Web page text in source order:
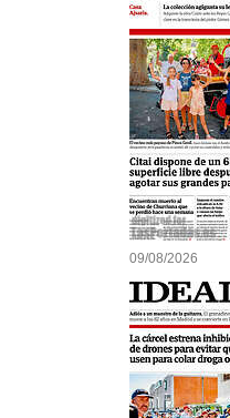
09/08/2026